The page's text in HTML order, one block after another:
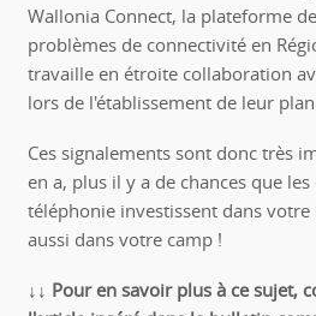
Wallonia Connect, la plateforme
problèmes de connectivité en
travaille en étroite collaboration
lors de l'établissement de leur
Ces signalements sont donc très
en a, plus il y a de chances que
téléphonie investissent dans
aussi dans votre camp !
↓↓ Pour en savoir plus à ce sujet,